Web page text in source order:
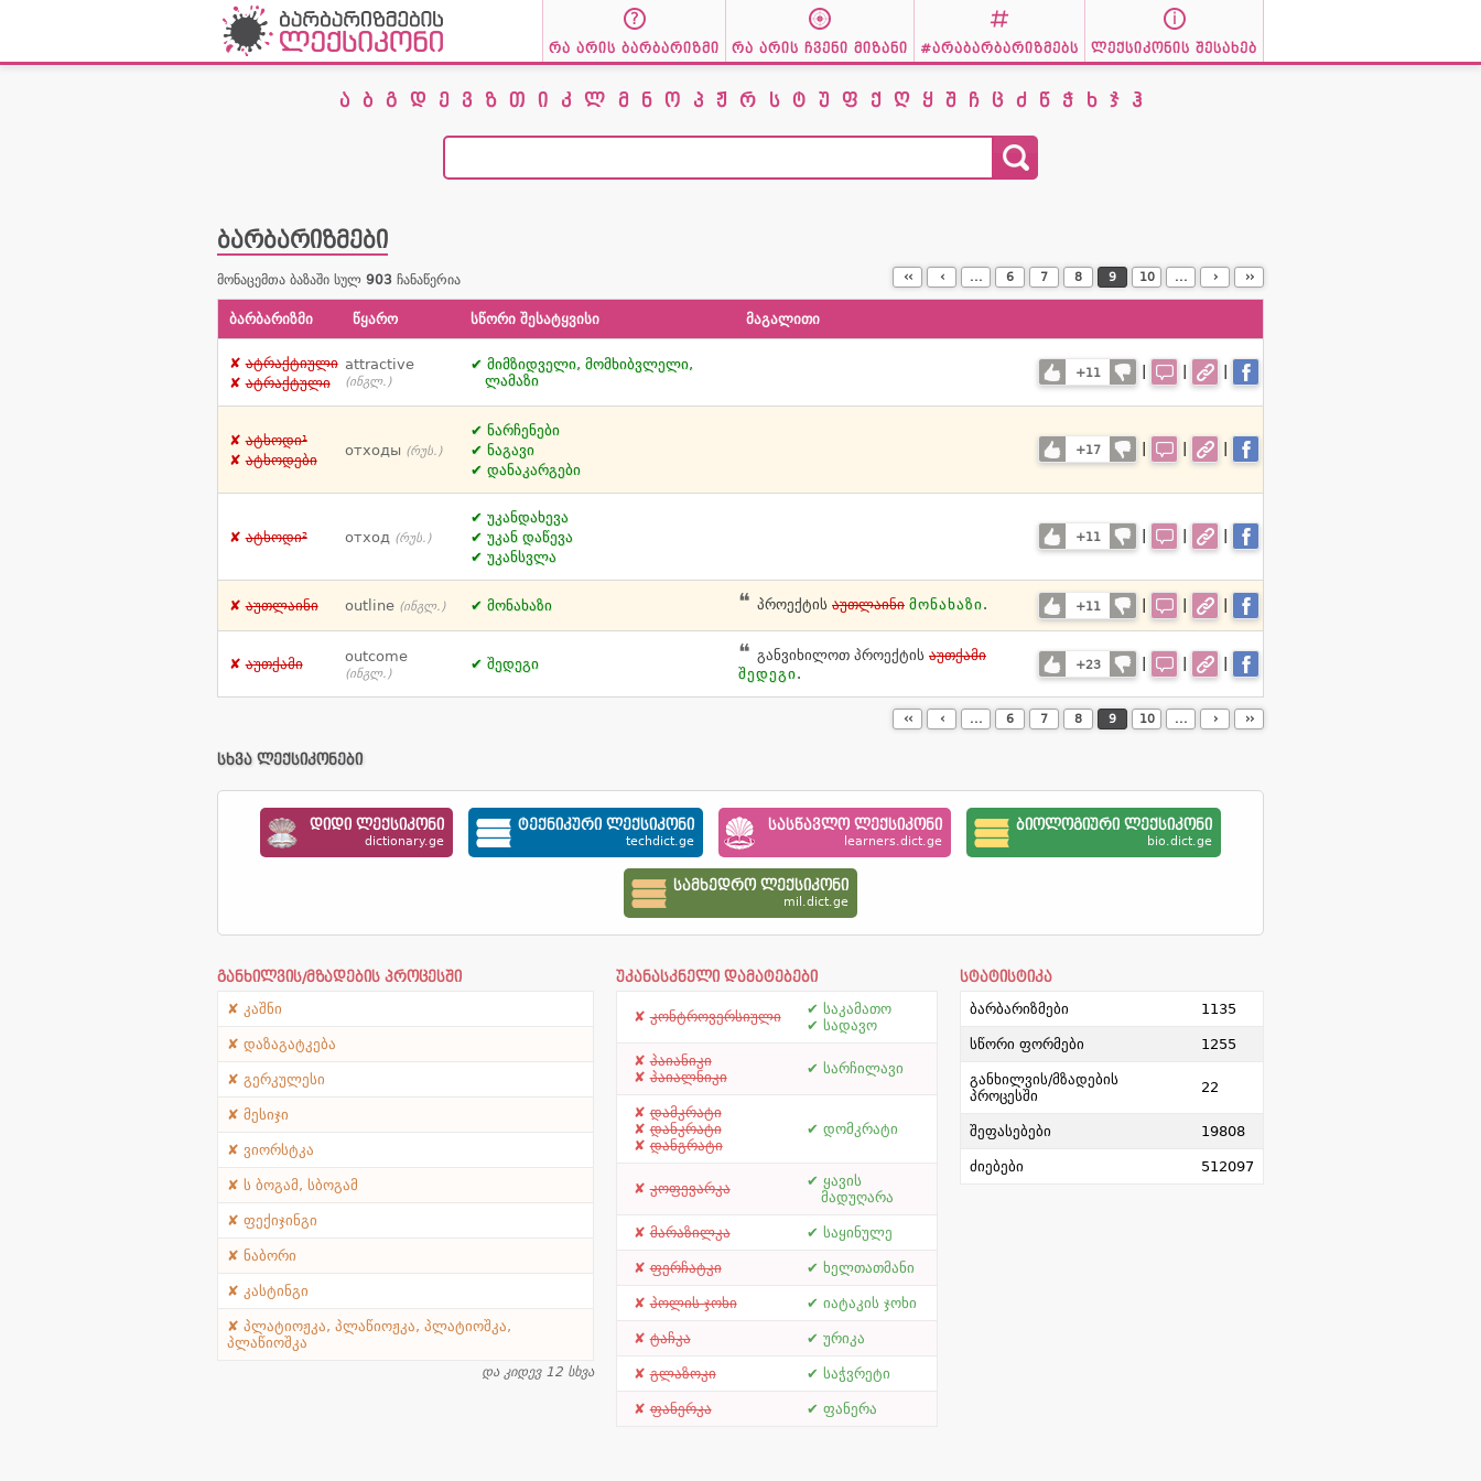
რა არის ბარბარიზმი რა არის ჩვენი მიზანი #არაბარბარიზმებს ლექსიკონის შესახებ
ა ბ გ დ ე ვ ზ თ ი კ ლ მ ნ ო პ ჟ რ ს ტ უ ფ ქ ღ ყ შ ჩ ც ძ წ ჭ ხ ჯ ჰ
ბარბარიზმები
მონაცემთა ბაზაში სულ 903 ჩანაწერია ‹‹ ‹ ... 6 7 8 9 10 ... › ››
ბარბარიზმი წყარო სწორი შესატყვისი მაგალითი
ატრაქტიული
ატრაქტული
attractive
(ინგლ.)
მიმზიდველი, მომხიბვლელი,
ლამაზი
+11
ატხოდი¹
ატხოდები
отходы (რუს.)
ნარჩენები
ნაგავი
დანაკარგები
+17
ატხოდი² отход (რუს.)
უკანდახევა
უკან დაწევა
უკანსვლა
+11
აუთლაინი outline (ინგლ.) მონახაზი პროექტის აუთლაინი მონახაზი. +11
აუთქამი outcome
(ინგლ.)
შედეგი
განვიხილოთ პროექტის აუთქამი
შედეგი.
+23
‹‹ ‹ ... 6 7 8 9 10 ... › ››
სხვა ლექსიკონები
დიდი ლექსიკონი
dictionary.ge
ტექნიკური ლექსიკონი
techdict.ge
სასწავლო ლექსიკონი
learners.dict.ge
ბიოლოგიური ლექსიკონი
bio.dict.ge
სამხედრო ლექსიკონი
mil.dict.ge
განხილვის/მზადების პროცესში
კაშნი
დაზაგატკება
გერკულესი
მესიჯი
ვიორსტკა
ს ბოგამ, სბოგამ
ფექიჯინგი
ნაბორი
კასტინგი
პლატიოჟკა, პლაწიოჟკა, პლატიოშკა,
პლაწიოშკა
და კიდევ 12 სხვა
უკანასკნელი დამატებები
კონტროვერსიული
საკამათო
სადავო
პაიანიკი
პაიალნიკი
სარჩილავი
დამკრატი
დანკრატი
დანგრატი
დომკრატი
კოფევარკა
ყავის
მადუღარა
მარაზილკა საყინულე
ფერჩატკი ხელთათმანი
პოლის ჯოხი იატაკის ჯოხი
ტაჩკა ურიკა
გლაზოკი საჭვრეტი
ფანერკა ფანერა
სტატისტიკა
ბარბარიზმები
1135
სწორი ფორმები 1255
განხილვის/მზადების
პროცესში
22
შეფასებები 19808
ძიებები 512097